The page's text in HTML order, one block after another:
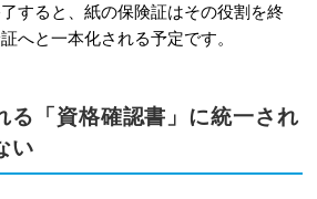
すると、紙の保険証はその役割を終
へと一本化される予定です。
る「資格確認書」に統一され
い